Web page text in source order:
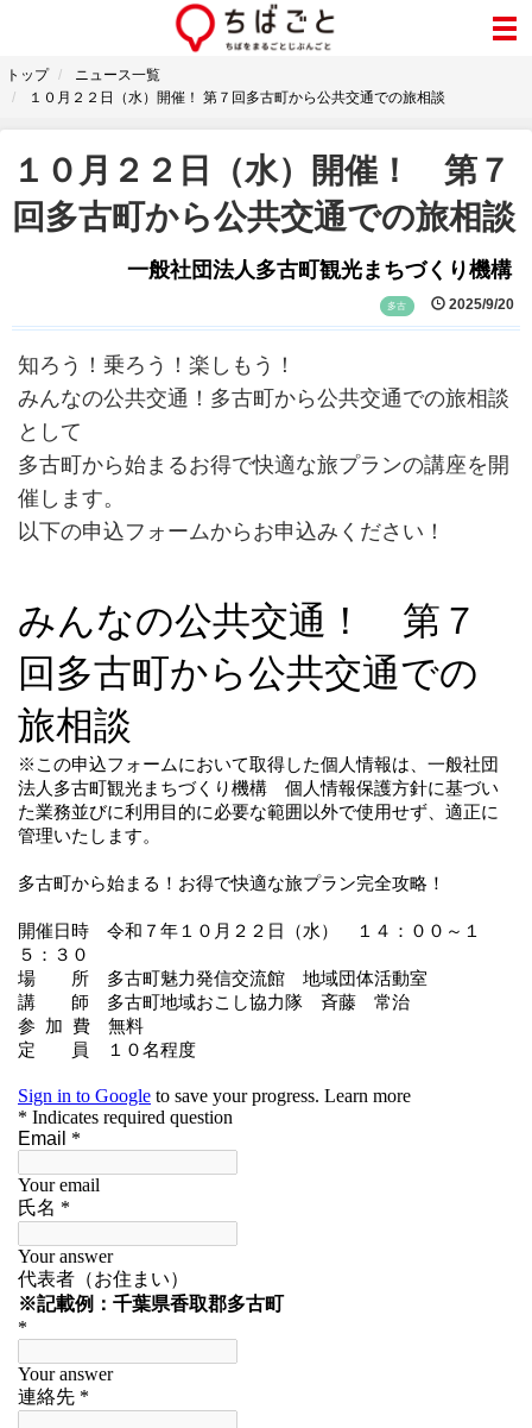
トップ
ニュース一覧
１０月２２日（水）開催！ 第７回多古町から公共交通での旅相談
１０月２２日（水）開催！ 第７
回多古町から公共交通での旅相談
一般社団法人多古町観光まちづくり機構
多古 2025/9/20
知ろう！乗ろう！楽しもう！
みんなの公共交通！多古町から公共交通での旅相談
として
多古町から始まるお得で快適な旅プランの講座を開
催します。
以下の申込フォームからお申込みください！